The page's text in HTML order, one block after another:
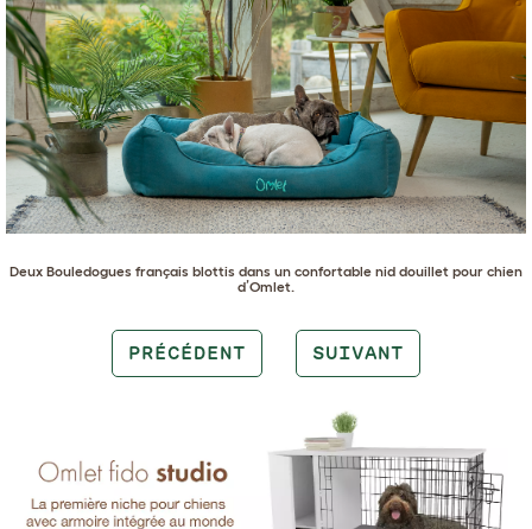
Deux Bouledogues français blottis dans un confortable nid douillet pour chien
d’Omlet.
PRÉCÉDENT SUIVANT